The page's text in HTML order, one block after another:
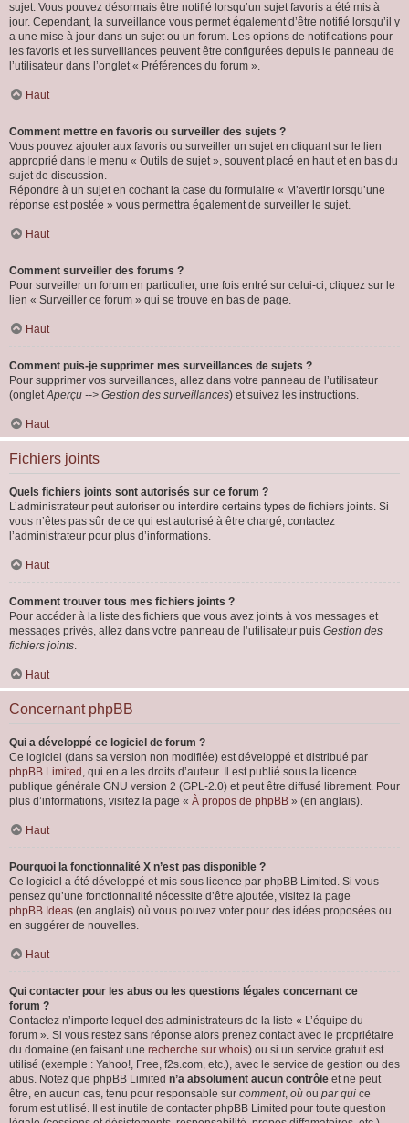
sujet. Vous pouvez désormais être notifié lorsqu’un sujet favoris a été mis à
jour. Cependant, la surveillance vous permet également d’être notifié lorsqu’il y
a une mise à jour dans un sujet ou un forum. Les options de notifications pour
les favoris et les surveillances peuvent être configurées depuis le panneau de
l’utilisateur dans l’onglet « Préférences du forum ».
Haut
Comment mettre en favoris ou surveiller des sujets ?
Vous pouvez ajouter aux favoris ou surveiller un sujet en cliquant sur le lien
approprié dans le menu « Outils de sujet », souvent placé en haut et en bas du
sujet de discussion.
Répondre à un sujet en cochant la case du formulaire « M’avertir lorsqu’une
réponse est postée » vous permettra également de surveiller le sujet.
Haut
Comment surveiller des forums ?
Pour surveiller un forum en particulier, une fois entré sur celui-ci, cliquez sur le
lien « Surveiller ce forum » qui se trouve en bas de page.
Haut
Comment puis-je supprimer mes surveillances de sujets ?
Pour supprimer vos surveillances, allez dans votre panneau de l’utilisateur
(ongletAperçu --> Gestion des surveillances) et suivez les instructions.
Haut
Fichiers joints
Quels fichiers joints sont autorisés sur ce forum ?
L’administrateur peut autoriser ou interdire certains types de fichiers joints. Si
vous n’êtes pas sûr de ce qui est autorisé à être chargé, contactez
l’administrateur pour plus d’informations.
Haut
Comment trouver tous mes fichiers joints ?
Pour accéder à la liste des fichiers que vous avez joints à vos messages et
messages privés, allez dans votre panneau de l’utilisateur puis Gestion des
fichiers joints.
Haut
Concernant phpBB
Qui a développé ce logiciel de forum ?
Ce logiciel (dans sa version non modifiée) est développé et distribué par
phpBB Limited , qui en a les droits d’auteur. Il est publié sous la licence
publique générale GNU version 2 (GPL-2.0) et peut être diffusé librement. Pour
plus d’informations, visitez la page « À propos de phpBB » (en anglais).
Haut
Pourquoi la fonctionnalité X n’est pas disponible ?
Ce logiciel a été développé et mis sous licence par phpBB Limited. Si vous
pensez qu’une fonctionnalité nécessite d’être ajoutée, visitez la page
phpBB Ideas (en anglais) où vous pouvez voter pour des idées proposées ou
en suggérer de nouvelles.
Haut
Qui contacter pour les abus ou les questions légales concernant ce
forum ?
Contactez n’importe lequel des administrateurs de la liste « L’équipe du
forum ». Si vous restez sans réponse alors prenez contact avec le propriétaire
du domaine (en faisant une recherche sur whois) ou si un service gratuit est
utilisé (exemple : Yahoo!, Free, f2s.com, etc.), avec le service de gestion ou des
abus. Notez que phpBB Limited n’a absolument aucun contrôle et ne peut
être, en aucun cas, tenu pour responsable sur comment, où ou par qui ce
forum est utilisé. Il est inutile de contacter phpBB Limited pour toute question